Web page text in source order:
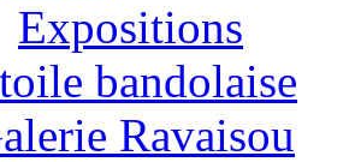
Expositions
bandolaise
Ravaisou